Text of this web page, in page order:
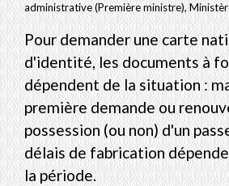
administrative (Première ministre),
Pour demander une carte
d'identité, les documents à
dépendent de la situation :
première demande ou
possession (ou non) d'un
délais de fabrication
la période.